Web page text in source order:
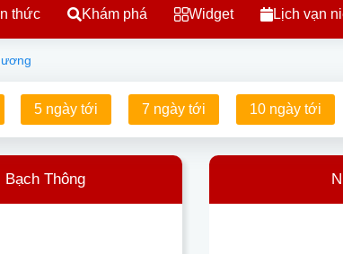
thức Khám phá Widget Lịch vạn
5 ngày tới 7 ngày tới 10 ngày tới
Thông